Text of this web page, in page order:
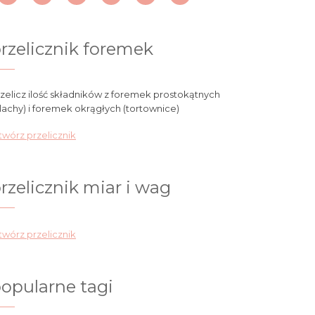
foremek
ilość składników z foremek prostokątnych
i foremek okrągłych (tortownice)
przelicznik
miar i wag
przelicznik
tagi